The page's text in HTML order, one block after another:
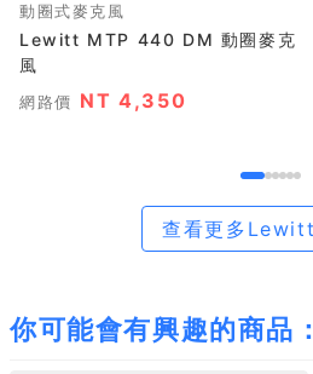
動圈式麥克風
Lewitt MTP 440 DM 動圈麥克
風
網路價 NT 4,350
查看更多
你可能會有興趣的商品：